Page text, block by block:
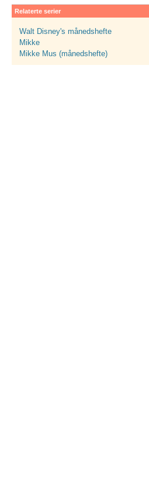
Relaterte serier
Walt Disney's månedshefte
Mikke
Mikke Mus (månedshefte)